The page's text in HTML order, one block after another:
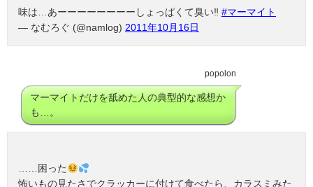
味は…あーーーーーーーーしょっぱくて臭い‼ #マーマイト
— なむろぐ (@namlog) 2011年10月16日
popolon
マーマイトだけを舐めた人の典型的な感想か
も…。
……困った
怖いもの見たさでクラッカーに付けて食べたら、カラスミみた